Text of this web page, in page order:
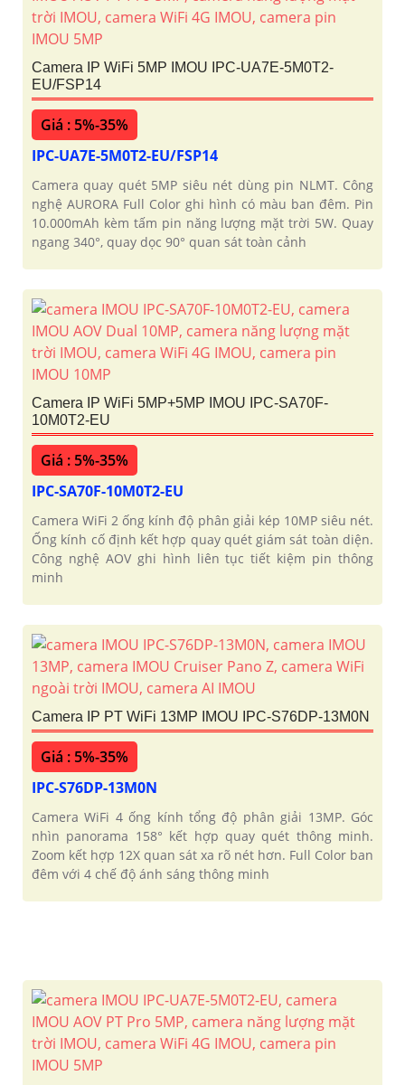
Camera IP WiFi 5MP IMOU IPC-UA7E-5M0T2-
EU/FSP14
Giá : 5%-35%
IPC-UA7E-5M0T2-EU/FSP14
Camera quay quét 5MP siêu nét dùng pin NLMT. Công
nghệ AURORA Full Color ghi hình có màu ban đêm. Pin
10.000mAh kèm tấm pin năng lượng mặt trời 5W. Quay
ngang 340°, quay dọc 90° quan sát toàn cảnh
Camera IP WiFi 5MP+5MP IMOU IPC-SA70F-
10M0T2-EU
Giá : 5%-35%
IPC-SA70F-10M0T2-EU
Camera WiFi 2 ống kính độ phân giải kép 10MP siêu nét.
Ống kính cố định kết hợp quay quét giám sát toàn diện.
Công nghệ AOV ghi hình liên tục tiết kiệm pin thông
minh
Camera IP PT WiFi 13MP IMOU IPC-S76DP-13M0N
Giá : 5%-35%
IPC-S76DP-13M0N
Camera WiFi 4 ống kính tổng độ phân giải 13MP. Góc
nhìn panorama 158° kết hợp quay quét thông minh.
Zoom kết hợp 12X quan sát xa rõ nét hơn. Full Color ban
đêm với 4 chế độ ánh sáng thông minh